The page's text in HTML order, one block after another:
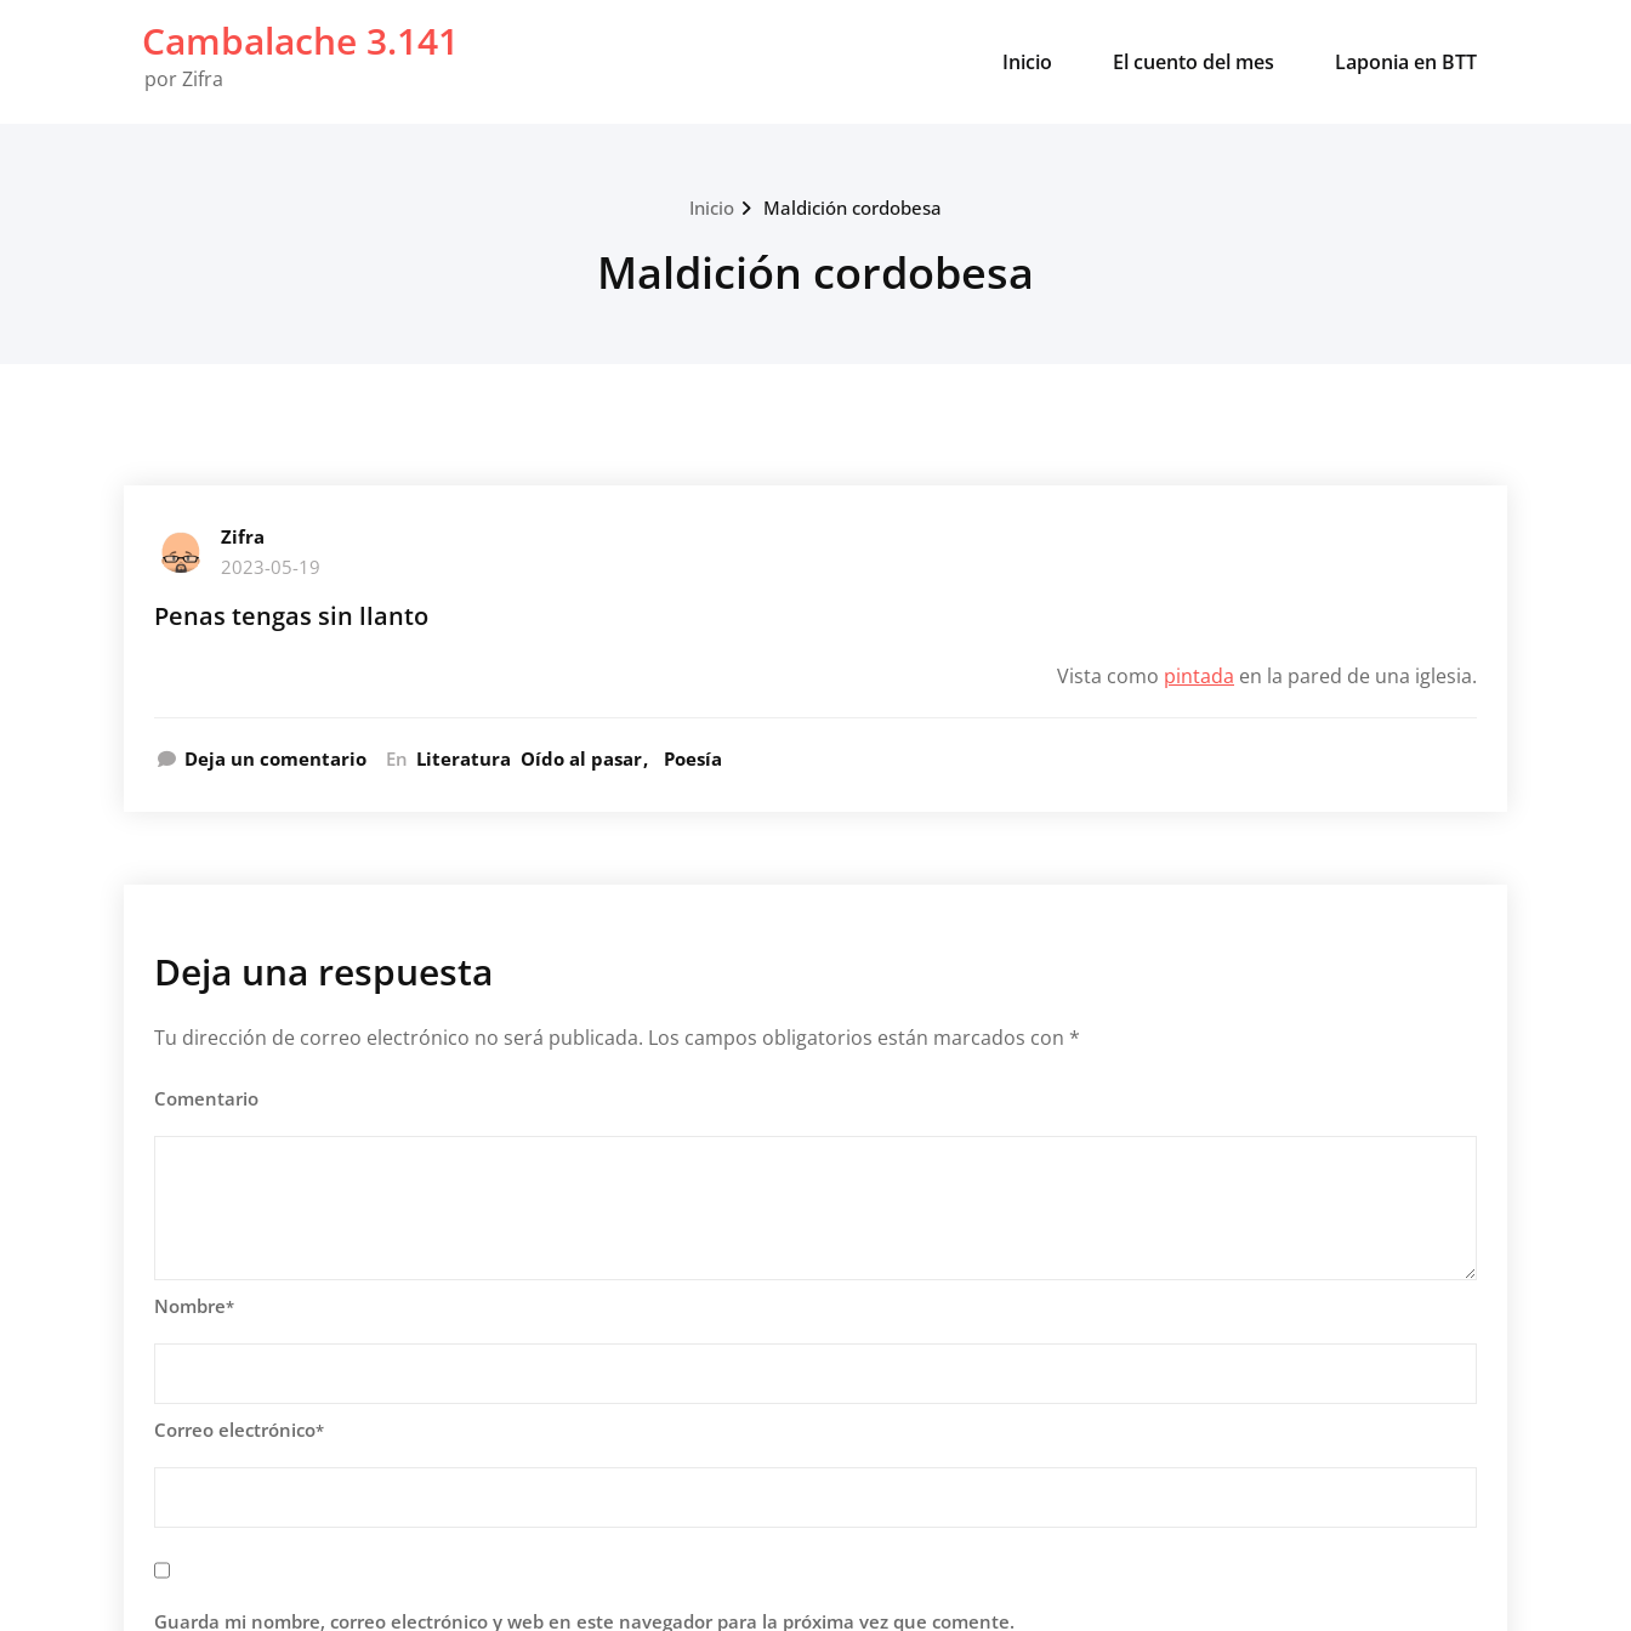
Cambalache 3.141
por Zifra
Inicio El cuento del mes Laponia en BTT
Inicio Maldición cordobesa
Maldición cordobesa
Zifra
2023-05-19
Penas tengas sin llanto
Vista como pintada en la pared de una iglesia.
Deja un comentario En Literatura Oído al pasar Poesía
Deja una respuesta
Tu dirección de correo electrónico no será publicada. Los campos obligatorios están marcados con *
Comentario
Nombre*
Correo electrónico*
Guarda mi nombre, correo electrónico y web en este navegador para la próxima vez que comente.